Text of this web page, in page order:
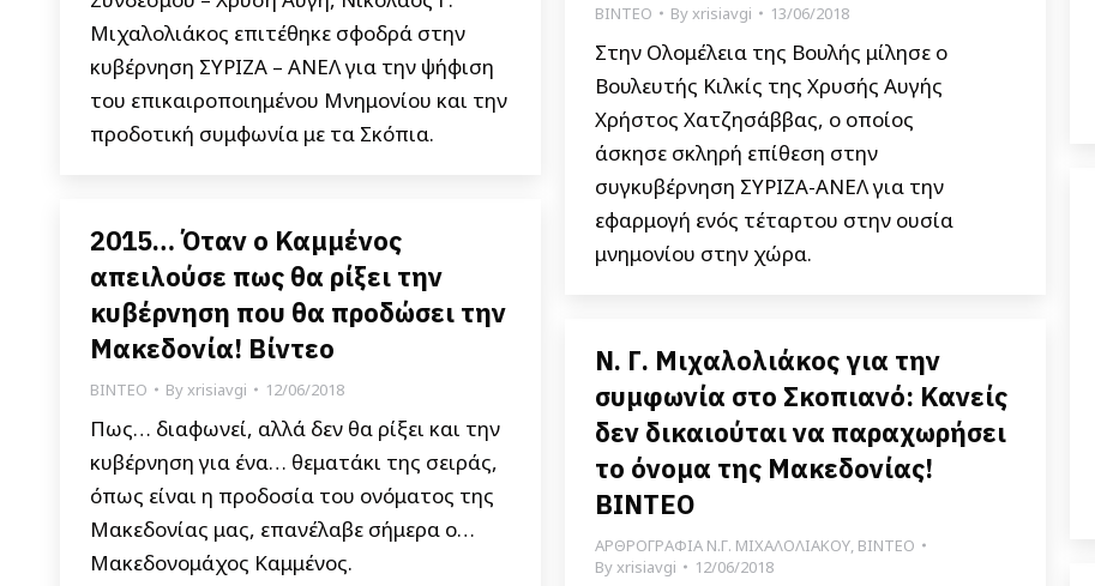
Μιχαλολιάκος επιτέθηκε σφοδρά στην
κυβέρνηση ΣΥΡΙΖΑ – ΑΝΕΛ για την ψήφιση
του επικαιροποιημένου Μνημονίου και την
προδοτική συμφωνία με τα Σκόπια.
ΒΙΝΤΕΟ Byxrisiavgi 13/06/2018
Στην Ολομέλεια της Βουλής μίλησε ο
Βουλευτής Κιλκίς της Χρυσής Αυγής
Χρήστος Χατζησάββας, ο οποίος
άσκησε σκληρή επίθεση στην
συγκυβέρνηση ΣΥΡΙΖΑ-ΑΝΕΛ για την
εφαρμογή ενός τέταρτου στην ουσία
μνημονίου στην χώρα.
2015… Όταν ο Καμμένος
απειλούσε πως θα ρίξει την
κυβέρνηση που θα προδώσει την
Μακεδονία! Βίντεο
ΒΙΝΤΕΟ Byxrisiavgi 12/06/2018
Πως… διαφωνεί, αλλά δεν θα ρίξει και την
κυβέρνηση για ένα… θεματάκι της σειράς,
όπως είναι η προδοσία του ονόματος της
Μακεδονίας μας, επανέλαβε σήμερα ο…
Μακεδονομάχος Καμμένος.
Ν. Γ. Μιχαλολιάκος για την
συμφωνία στο Σκοπιανό: Κανείς
δεν δικαιούται να παραχωρήσει
το όνομα της Μακεδονίας!
ΒΙΝΤΕΟ
ΑΡΘΡΟΓΡΑΦΙΑ Ν.Γ. ΜΙΧΑΛΟΛΙΑΚΟΥ, ΒΙΝΤΕΟ
Byxrisiavgi 12/06/2018